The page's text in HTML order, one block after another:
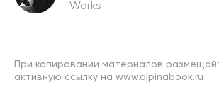
Works
При копировании материалов
активную ссылку на www.alpinabook.ru